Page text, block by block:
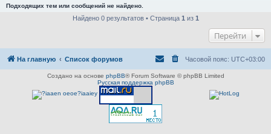
Подходящих тем или сообщений не найдено.
Найдено 0 результатов • Страница 1 из 1
Перейти
На главную Список форумов Часовой пояс: UTC+03:00
Создано на основе phpBB® Forum Software © phpBB Limited
Русская поддержка phpBB